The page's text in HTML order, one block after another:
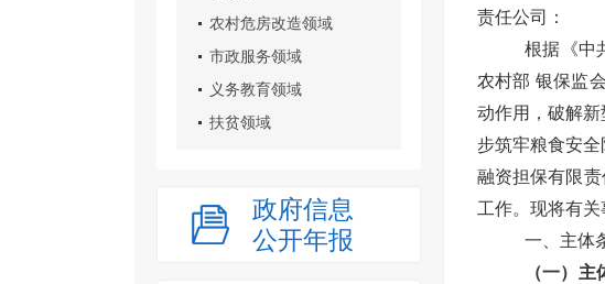
农村危房改造领域
市政服务领域
义务教育领域
扶贫领域
政府信息
公开年报
责任公司：
根据《中
农村部 银保监
动作用，破解
步筑牢粮食安
融资担保有限
工作。现将有关
一、主体
（一）主